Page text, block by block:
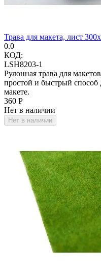
Трава для макета, лист
0.0
КОД:
LSH8203-1
Рулонная трава для
простой и быстрый способ
макете.
‍360‍ Р
Нет в наличии
Нет в наличии